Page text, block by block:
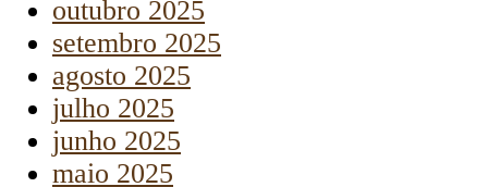
outubro 2025
setembro 2025
agosto 2025
julho 2025
junho 2025
maio 2025